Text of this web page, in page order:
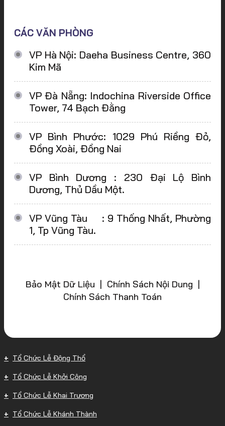
CÁC VĂN PHÒNG
VP Hà Nội: Daeha Business Centre, 360
Kim Mã
VP Đà Nẵng: Indochina Riverside Office
Tower, 74 Bạch Đằng
VP Bình Phước: 1029 Phú Riềng Đỏ,
Đồng Xoài, Đồng Nai
VP Bình Dương : 230 Đại Lộ Bình
Dương, Thủ Dầu Một.
VP Vũng Tàu : 9 Thống Nhất, Phường
1, Tp Vũng Tàu.
Bảo Mật Dữ Liệu | Chính Sách Nội Dung |
Chính Sách Thanh Toán
Tổ Chức Lễ Động Thổ
Tổ Chức Lễ Khởi Công
Tổ Chức Lễ Khai Trương
Tổ Chức Lễ Khánh Thành